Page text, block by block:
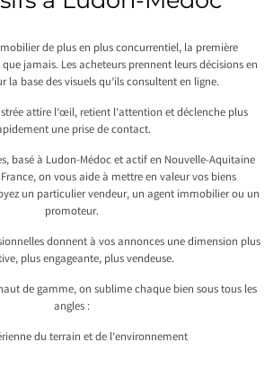
de plus en plus concurrentiel, la première
jamais. Les acheteurs prennent leurs décisions en
la base des visuels qu’ils consultent en ligne.
attire l’œil, retient l’attention et déclenche plus
une prise de contact.
basé à Ludon-Médoc et actif en Nouvelle-Aquitaine
on vous aide à mettre en valeur vos biens
un particulier vendeur, un agent immobilier ou un
promoteur.
donnent à vos annonces une dimension plus
plus engageante, plus vendeuse.
de gamme, on sublime chaque bien sous tous les
angles :
du terrain et de l’environnement